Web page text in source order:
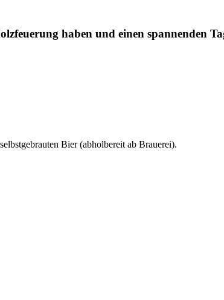
haben und einen spannenden
Bier (abholbereit ab Brauerei).